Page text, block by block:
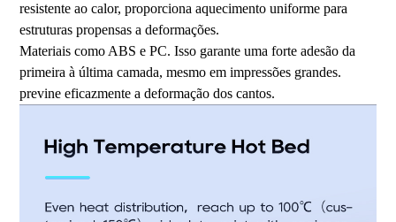
resistente ao calor, proporciona aquecimento uniforme para
estruturas propensas a deformações.
Materiais como ABS e PC. Isso garante uma forte adesão da
primeira à última camada, mesmo em impressões grandes.
previne eficazmente a deformação dos cantos.